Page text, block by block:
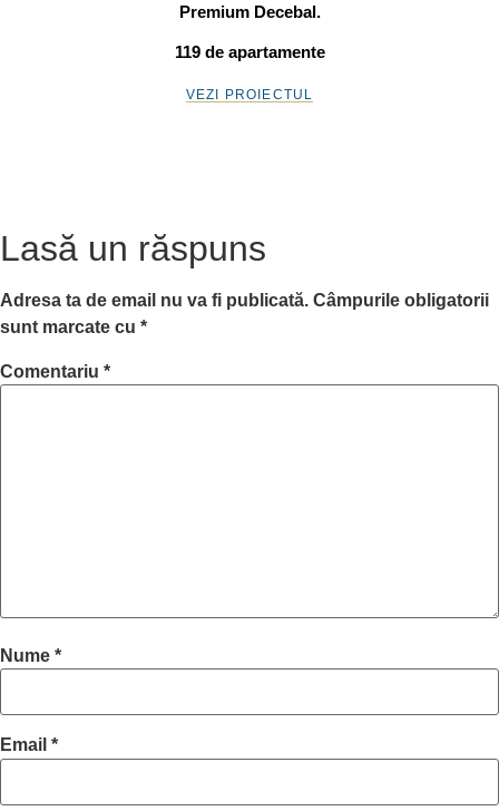
Premium Decebal.
119 de apartamente
VEZI PROIECTUL
Lasă un răspuns
Adresa ta de email nu va fi publicată. Câmpurile obligatorii
sunt marcate cu *
Comentariu *
Nume *
Email *